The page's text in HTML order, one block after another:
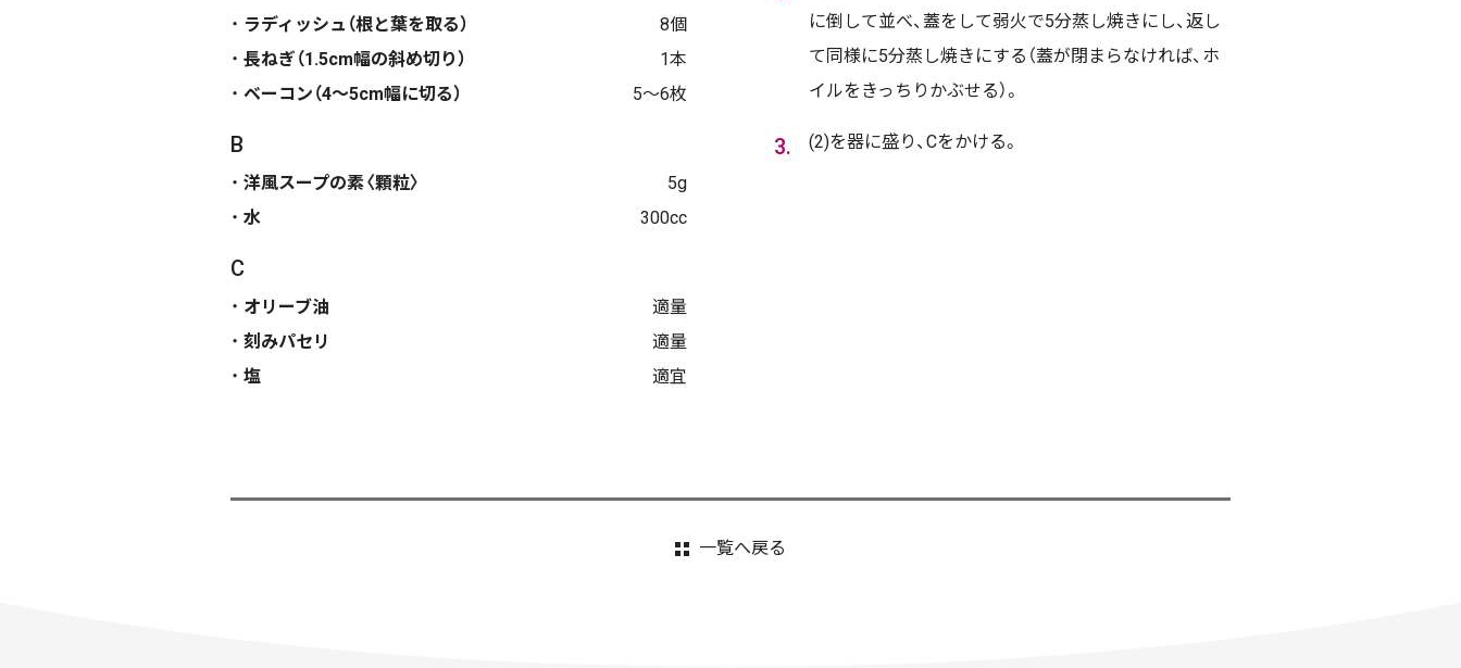
ラディッシュ（根と葉を取る）
8個
長ねぎ（1.5cm幅の斜め切り）
1本
ベーコン（4〜5cm幅に切る）
5〜6枚
B
洋風スープの素〈顆粒〉
5g
水
300cc
C
オリーブ油
適量
刻みパセリ
適量
塩
適宜
に倒して並べ、蓋をして弱火で5分蒸し焼きにし、返し
て同様に5分蒸し焼きにする（蓋が閉まらなければ、ホ
イルをきっちりかぶせる）。
(2)を器に盛り、Cをかける。
一覧へ戻る